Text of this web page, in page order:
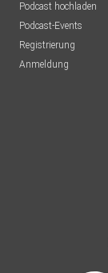
Podcast hochladen
Podcast-Events
Registrierung
Anmeldung